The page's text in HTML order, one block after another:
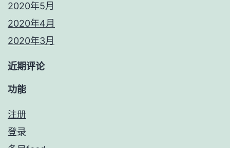
2020年5月
2020年4月
2020年3月
近期评论
功能
注册
登录